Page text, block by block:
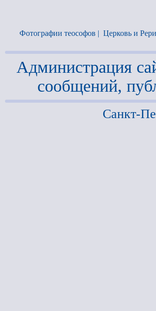
Фотографии теософов | Церковь и
Администрация
сообщений,
Санкт-